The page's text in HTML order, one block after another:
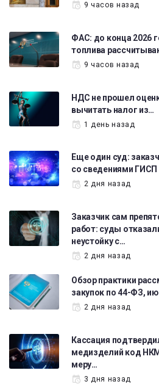
9 часов назад
ФАС: до конца 2026
топлива
9 часов назад
НДС не прошел
вычитать налог из…
1 день назад
Еще один суд:
со сведениями ГИСП
2 дня назад
Заказчик сам
работ: суды
неустойку с…
2 дня назад
Обзор практики
закупок по 44-ФЗ,
2 дня назад
Кассация
медизделий код
меру…
3 дня назад